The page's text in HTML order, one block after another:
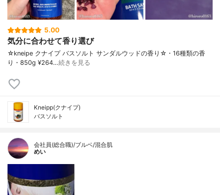
5.00
気分に合わせて香り選び
☆kneipe クナイプ バスソルト サンダルウッドの香り☆・16種類の香
り・850g ¥264…続きを見る
Kneipp(クナイプ)
バスソルト
会社員(総合職)/ブルベ/混合肌
めい